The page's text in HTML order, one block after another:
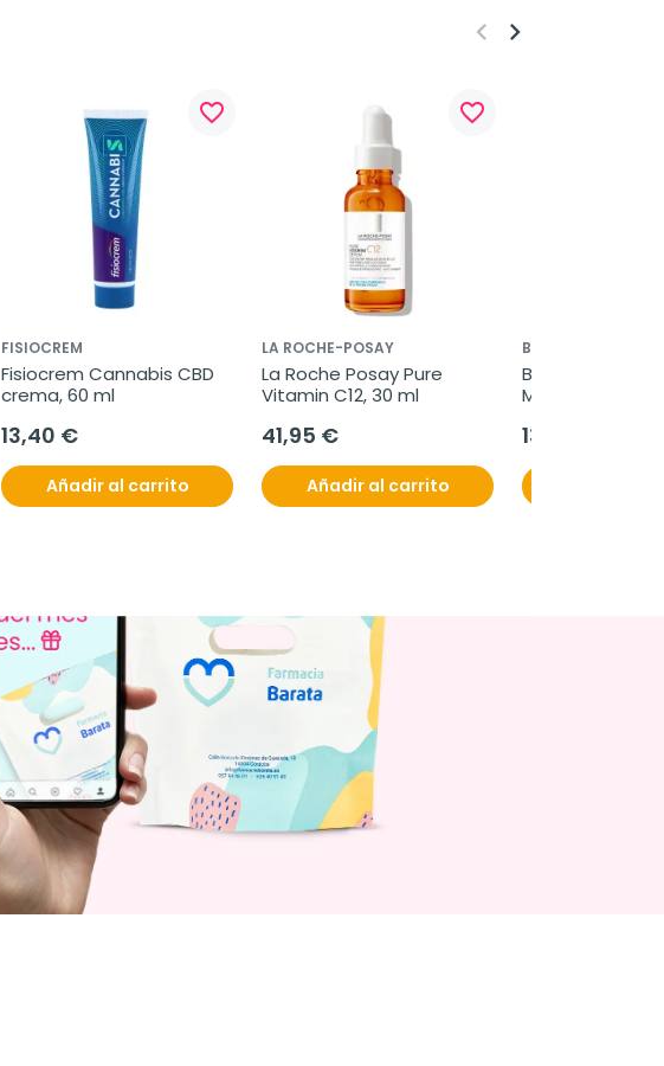
favorite_border
FISIOCREM
Fisiocrem Cannabis CBD
crema, 60 ml
13,40 €
Añadir al carrito
favorite_border
LA ROCHE-POSAY
La Roche Posay Pure
Vitamin C12, 30 ml
41,95 €
Añadir al carrito
BIODERMA
Bioderma
Moussant, 500
13,95 €
keyboard_arrow_left keyboard_arrow_right